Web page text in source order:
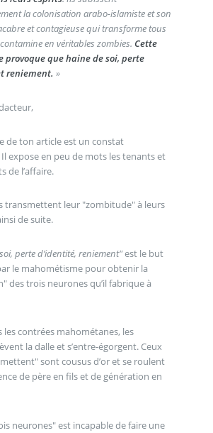
la colonisation arabo-islamiste et son
et contagieuse qui transforme tous
en véritables zombies. Cette
provoque que haine de soi, perte
reniement. »
de ton article est un constat
expose en peu de mots les tenants et
de l’affaire.
transmettent leur "zombitude" à leurs
de suite.
perte d’identité, reniement"est le but
le mahométisme pour obtenir la
des trois neurones qu’il fabrique à
les contrées mahométanes, les
la dalle et s’entre-égorgent. Ceux
sont cousus d’or et se roulent
de père en fils et de génération en
neurones" est incapable de faire une